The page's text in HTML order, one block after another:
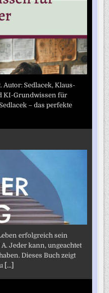
Sedlacek, Klaus-
KI-Grundwissen für
– das perfekte
erfolgreich sein
Jeder kann, ungeachtet
Dieses Buch zeigt
[...]